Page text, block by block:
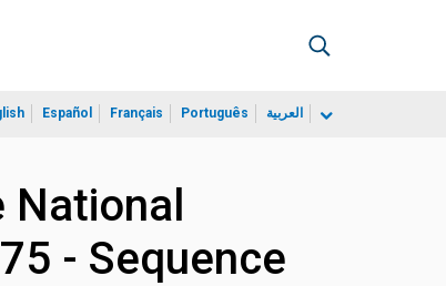
Español Français Português العربية
- Sequence